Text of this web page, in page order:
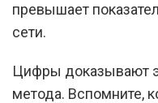
превышает
сети.
Цифры доказывают
метода. Вспомните,